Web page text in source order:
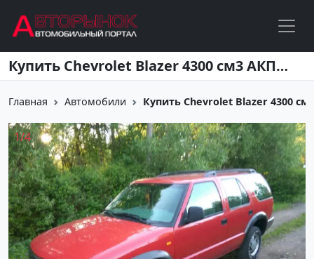
Перейти к основному содержанию Купить Chevrolet Blazer 4300 см3 АКПП (190 л.с.) Бензин инжектор в Санкт-Петербург: цвет Красный Внедорожник 1995 года по цене 280000 рублей, объявление №13688 на сайте Авторынок23
Главная Автомобили Купить Chevrolet Blazer 4300
1/4